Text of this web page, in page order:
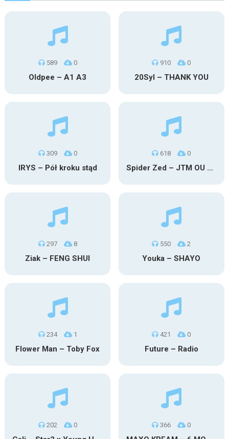
589 0
Oldpee – A1 A3
910 0
20Syl – THANK YOU
309 0
IRYS – Pół kroku stąd
618 0
Spider Zed – JTM OU TG
297 8
Ziak – FENG SHUI
550 2
Youka – SHAYO
234 1
Flower Man – Toby Fox
421 0
Future – Radio
202 0 366 0